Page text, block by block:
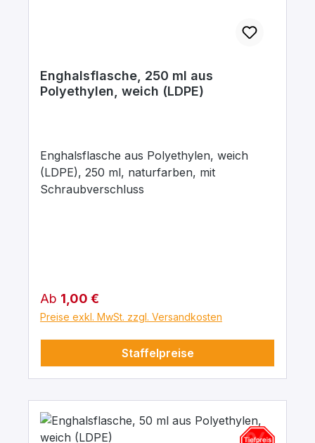
Enghalsflasche, 250 ml aus
Polyethylen, weich (LDPE)
Enghalsflasche aus Polyethylen, weich
(LDPE), 250 ml, naturfarben, mit
Schraubverschluss
Regulärer Preis:
Ab 1,00 €
Preise exkl. MwSt. zzgl. Versandkosten
Staffelpreise